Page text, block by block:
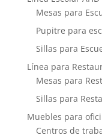
Mesas para
Pupitre para
Sillas para
Línea para
Mesas para
Sillas para
Muebles para
Centros de